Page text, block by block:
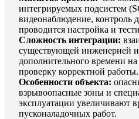
интегрируемых подсистем
видеонаблюдение, контроль
проводится настройка и
Сложность интеграции:
существующей инженерией и
дополнительного времени на
проверку корректной работы.
Особенности объекта:
взрывоопасные зоны и
эксплуатации увеличивают
пусконаладочных работ.